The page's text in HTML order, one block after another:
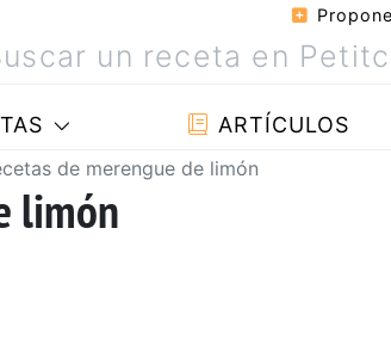
ARTÍCULOS
de merengue de limón
limón